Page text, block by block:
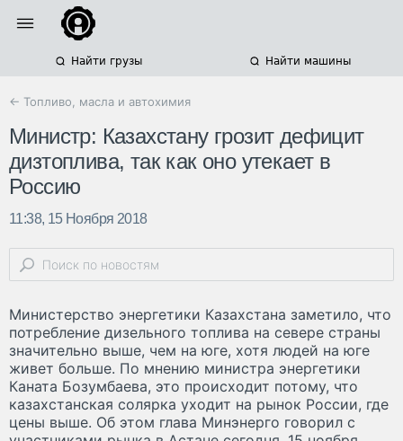
Найти грузы Найти машины
← Топливо, масла и автохимия
Министр: Казахстану грозит дефицит
дизтоплива, так как оно утекает в
Россию
11:38, 15 Ноября 2018
Министерство энергетики Казахстана заметило, что
потребление дизельного топлива на севере страны
значительно выше, чем на юге, хотя людей на юге
живет больше. По мнению министра энергетики
Каната Бозумбаева, это происходит потому, что
казахстанская солярка уходит на рынок России, где
цены выше. Об этом глава Минэнерго говорил с